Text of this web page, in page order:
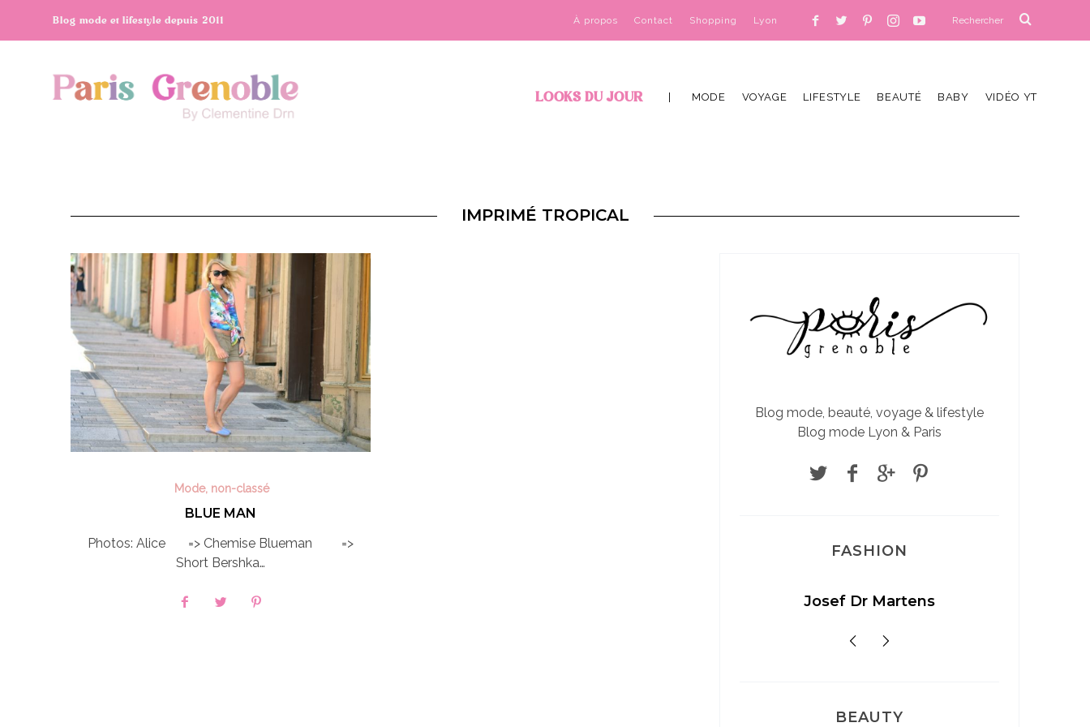
À propos Contact Shopping Lyon
Blog mode et lifestyle depuis 2011
LOOKS DU JOUR MODE VOYAGE LIFESTYLE BEAUTÉ BABY VIDÉO YT
IMPRIMÉ TROPICAL
Mode, non-classé
BLUE MAN
Photos: Alice => Chemise Blueman =>
Short Bershka…
Blog mode, beauté, voyage & lifestyle
Blog mode Lyon & Paris
FASHION
Josef Dr Martens
BEAUTY